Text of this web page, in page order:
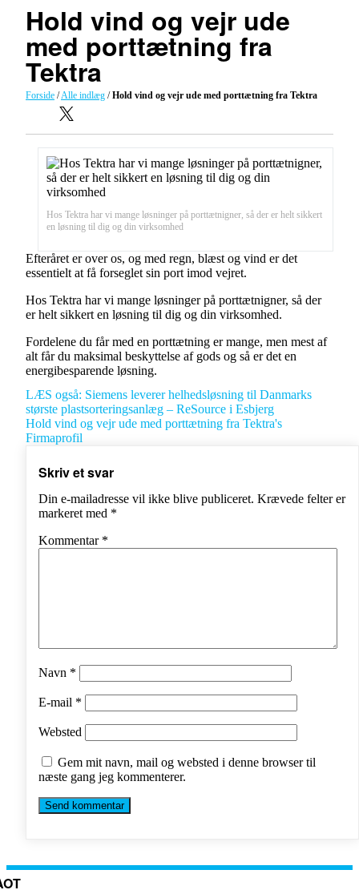
Hold vind og vejr ude
med porttætning fra
Tektra
Forside /Alle indlæg /Hold vind og vejr ude med porttætning fra Tektra
Hos Tektra har vi mange løsninger på porttætnigner, så der er helt sikkert
en løsning til dig og din virksomhed
Efteråret er over os, og med regn, blæst og vind er det
essentielt at få forseglet sin port imod vejret.
Hos Tektra har vi mange løsninger på porttætnigner, så der
er helt sikkert en løsning til dig og din virksomhed.
Fordelene du får med en porttætning er mange, men mest af
alt får du maksimal beskyttelse af gods og så er det en
energibesparende løsning.
LÆS også: Siemens leverer helhedsløsning til Danmarks
største plastsorteringsanlæg – ReSource i Esbjerg
Hold vind og vejr ude med porttætning fra Tektra's
Firmaprofil
Skriv et svar
Din e-mailadresse vil ikke blive publiceret. Krævede felter er
markeret med *
Kommentar *
Navn *
E-mail *
Websted
Gem mit navn, mail og websted i denne browser til
næste gang jeg kommenterer.